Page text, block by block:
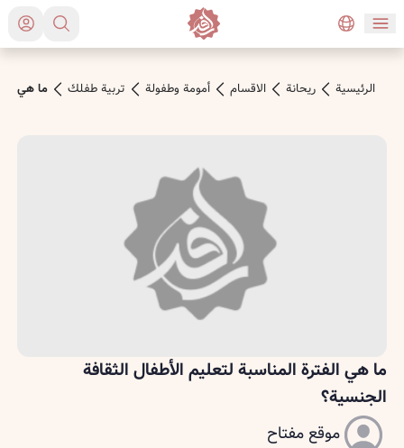
الرئیسیة ريحانة الاقسام أمومة وطفولة تربية طفلك ما هي
ما هي الفترة المناسبة لتعليم الأطفال الثقافة
الجنسية؟
موقع مفتاح